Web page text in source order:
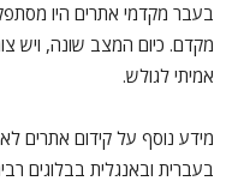
בעבר מקדמי אתרים היו
מקדם. כיום המצב שונה, ויש
אמיתי לגולש.
מידע נוסף על קידום אתרים
בעברית ובאנגלית בבלוגים